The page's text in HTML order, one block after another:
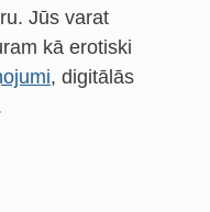
Jūs varat
kā erotiski
, digitālās